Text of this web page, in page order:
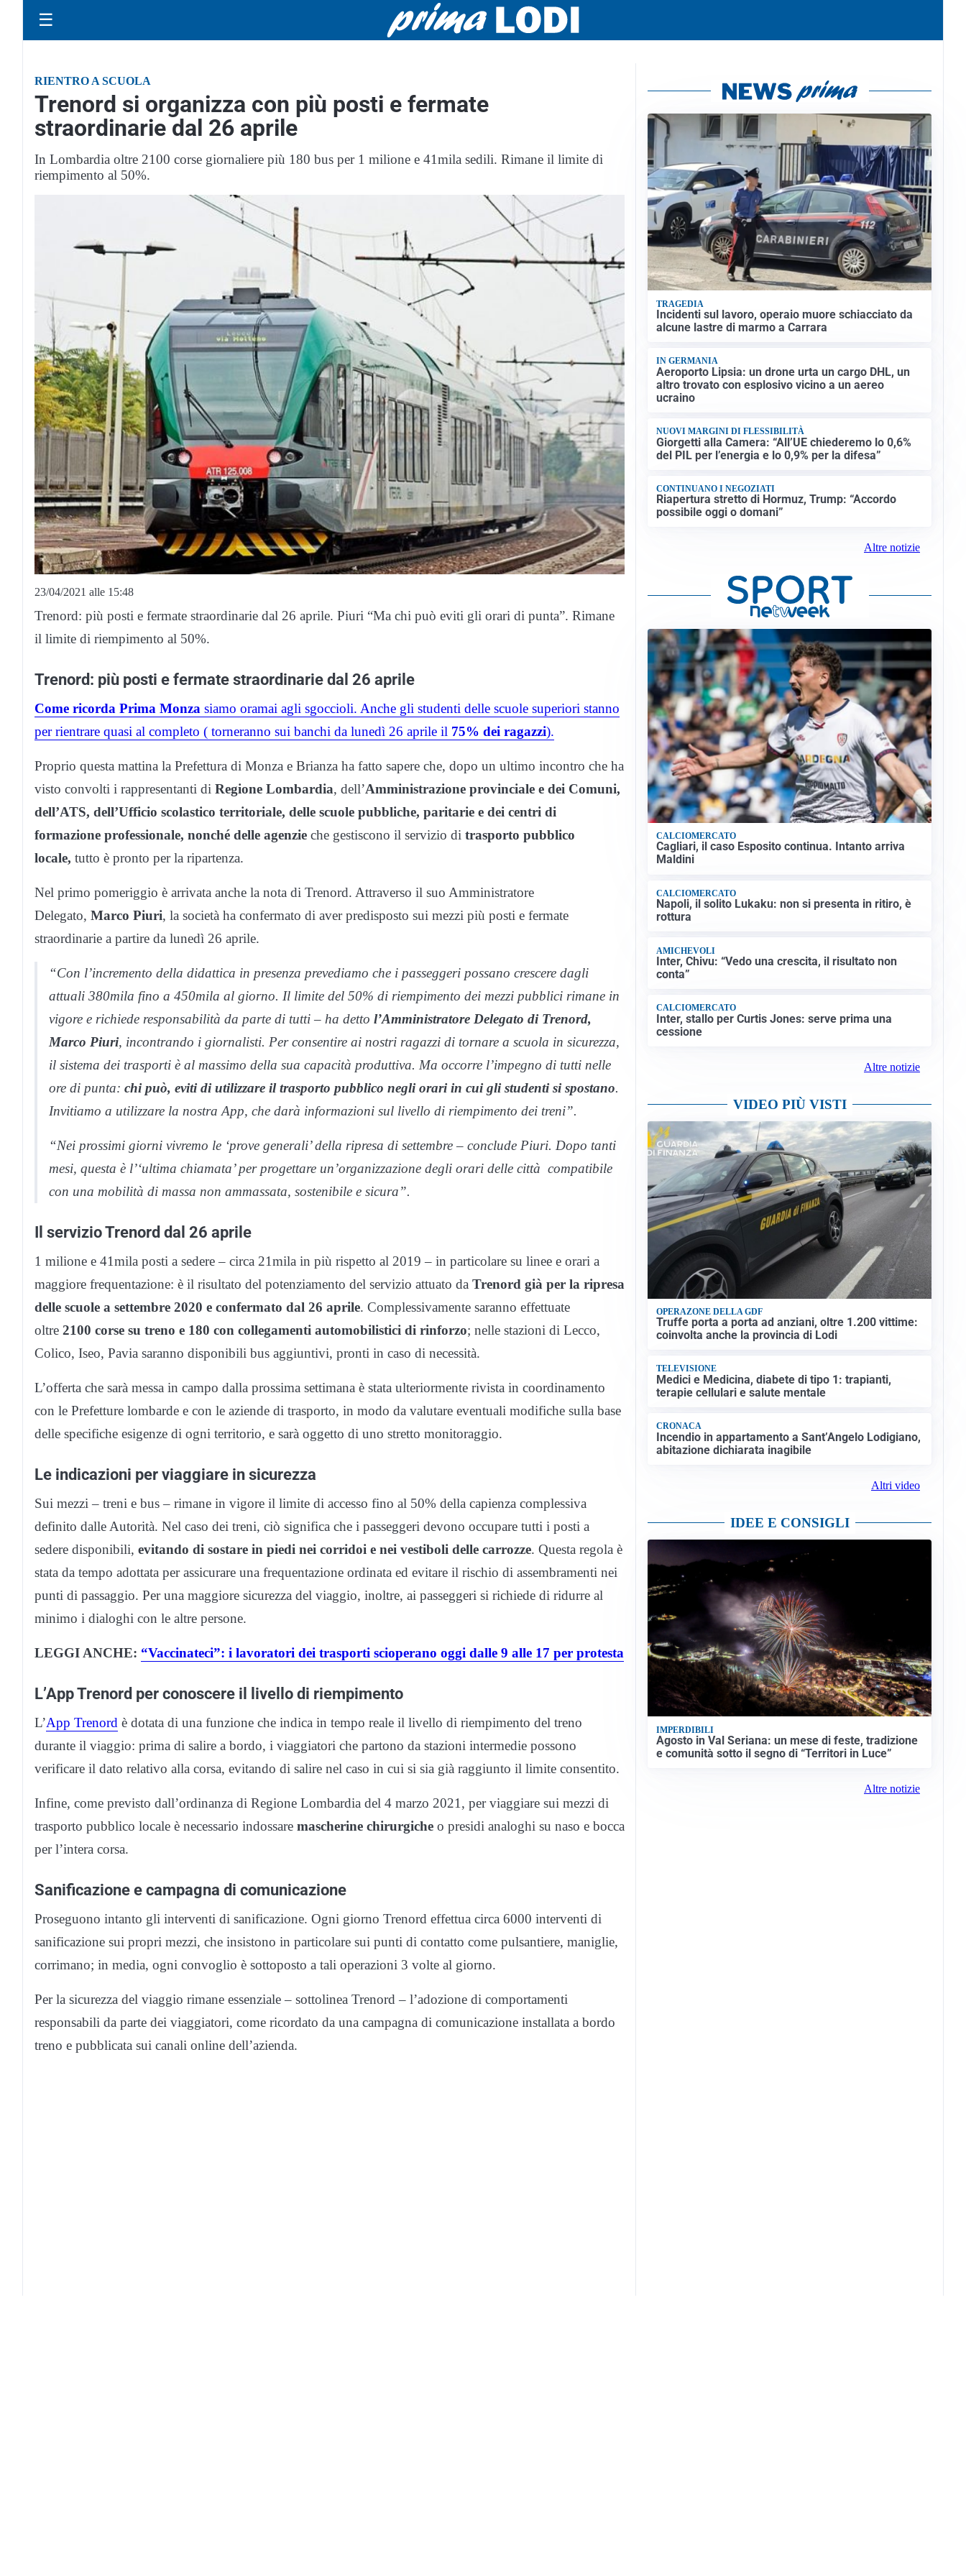
☰
RIENTRO A SCUOLA
Trenord si organizza con più posti e fermate
straordinarie dal 26 aprile
In Lombardia oltre 2100 corse giornaliere più 180 bus per 1 milione e 41mila sedili. Rimane il limite di
riempimento al 50%.
23/04/2021 alle 15:48
Trenord: più posti e fermate straordinarie dal 26 aprile. Piuri “Ma chi può eviti gli orari di punta”. Rimane
il limite di riempimento al 50%.
Trenord: più posti e fermate straordinarie dal 26 aprile
Come ricorda Prima Monza siamo oramai agli sgoccioli. Anche gli studenti delle scuole superiori stanno
per rientrare quasi al completo ( torneranno sui banchi da lunedì 26 aprile il 75% dei ragazzi).
Proprio questa mattina la Prefettura di Monza e Brianza ha fatto sapere che, dopo un ultimo incontro che ha
visto convolti i rappresentanti di Regione Lombardia, dell’Amministrazione provinciale e dei Comuni,
dell’ATS, dell’Ufficio scolastico territoriale, delle scuole pubbliche, paritarie e dei centri di
formazione professionale, nonché delle agenzie che gestiscono il servizio di trasporto pubblico
locale, tutto è pronto per la ripartenza.
Nel primo pomeriggio è arrivata anche la nota di Trenord. Attraverso il suo Amministratore
Delegato, Marco Piuri, la società ha confermato di aver predisposto sui mezzi più posti e fermate
straordinarie a partire da lunedì 26 aprile.
“Con l’incremento della didattica in presenza prevediamo che i passeggeri possano crescere dagli
attuali 380mila fino a 450mila al giorno. Il limite del 50% di riempimento dei mezzi pubblici rimane in
vigore e richiede responsabilità da parte di tutti – ha detto l’Amministratore Delegato di Trenord,
Marco Piuri, incontrando i giornalisti. Per consentire ai nostri ragazzi di tornare a scuola in sicurezza,
il sistema dei trasporti è al massimo della sua capacità produttiva. Ma occorre l’impegno di tutti nelle
ore di punta: chi può, eviti di utilizzare il trasporto pubblico negli orari in cui gli studenti si spostano.
Invitiamo a utilizzare la nostra App, che darà informazioni sul livello di riempimento dei treni”.
“Nei prossimi giorni vivremo le ‘prove generali’ della ripresa di settembre – conclude Piuri. Dopo tanti
mesi, questa è l’‘ultima chiamata’ per progettare un’organizzazione degli orari delle città compatibile
con una mobilità di massa non ammassata, sostenibile e sicura”.
Il servizio Trenord dal 26 aprile
1 milione e 41mila posti a sedere – circa 21mila in più rispetto al 2019 – in particolare su linee e orari a
maggiore frequentazione: è il risultato del potenziamento del servizio attuato da Trenord già per la ripresa
delle scuole a settembre 2020 e confermato dal 26 aprile. Complessivamente saranno effettuate
oltre 2100 corse su treno e 180 con collegamenti automobilistici di rinforzo; nelle stazioni di Lecco,
Colico, Iseo, Pavia saranno disponibili bus aggiuntivi, pronti in caso di necessità.
L’offerta che sarà messa in campo dalla prossima settimana è stata ulteriormente rivista in coordinamento
con le Prefetture lombarde e con le aziende di trasporto, in modo da valutare eventuali modifiche sulla base
delle specifiche esigenze di ogni territorio, e sarà oggetto di uno stretto monitoraggio.
Le indicazioni per viaggiare in sicurezza
Sui mezzi – treni e bus – rimane in vigore il limite di accesso fino al 50% della capienza complessiva
definito dalle Autorità. Nel caso dei treni, ciò significa che i passeggeri devono occupare tutti i posti a
sedere disponibili, evitando di sostare in piedi nei corridoi e nei vestiboli delle carrozze. Questa regola è
stata da tempo adottata per assicurare una frequentazione ordinata ed evitare il rischio di assembramenti nei
punti di passaggio. Per una maggiore sicurezza del viaggio, inoltre, ai passeggeri si richiede di ridurre al
minimo i dialoghi con le altre persone.
LEGGI ANCHE: “Vaccinateci”: i lavoratori dei trasporti scioperano oggi dalle 9 alle 17 per protesta
L’App Trenord per conoscere il livello di riempimento
L’App Trenord è dotata di una funzione che indica in tempo reale il livello di riempimento del treno
durante il viaggio: prima di salire a bordo, i viaggiatori che partono da stazioni intermedie possono
verificare il dato relativo alla corsa, evitando di salire nel caso in cui si sia già raggiunto il limite consentito.
Infine, come previsto dall’ordinanza di Regione Lombardia del 4 marzo 2021, per viaggiare sui mezzi di
trasporto pubblico locale è necessario indossare mascherine chirurgiche o presidi analoghi su naso e bocca
per l’intera corsa.
Sanificazione e campagna di comunicazione
Proseguono intanto gli interventi di sanificazione. Ogni giorno Trenord effettua circa 6000 interventi di
sanificazione sui propri mezzi, che insistono in particolare sui punti di contatto come pulsantiere, maniglie,
corrimano; in media, ogni convoglio è sottoposto a tali operazioni 3 volte al giorno.
Per la sicurezza del viaggio rimane essenziale – sottolinea Trenord – l’adozione di comportamenti
responsabili da parte dei viaggiatori, come ricordato da una campagna di comunicazione installata a bordo
treno e pubblicata sui canali online dell’azienda.
TRAGEDIA
Incidenti sul lavoro, operaio muore schiacciato da
alcune lastre di marmo a Carrara
IN GERMANIA
Aeroporto Lipsia: un drone urta un cargo DHL, un
altro trovato con esplosivo vicino a un aereo
ucraino
NUOVI MARGINI DI FLESSIBILITÀ
Giorgetti alla Camera: “All’UE chiederemo lo 0,6%
del PIL per l’energia e lo 0,9% per la difesa”
CONTINUANO I NEGOZIATI
Riapertura stretto di Hormuz, Trump: “Accordo
possibile oggi o domani”
Altre notizie
CALCIOMERCATO
Cagliari, il caso Esposito continua. Intanto arriva
Maldini
CALCIOMERCATO
Napoli, il solito Lukaku: non si presenta in ritiro, è
rottura
AMICHEVOLI
Inter, Chivu: “Vedo una crescita, il risultato non
conta”
CALCIOMERCATO
Inter, stallo per Curtis Jones: serve prima una
cessione
Altre notizie
VIDEO PIÙ VISTI
OPERAZONE DELLA GDF
Truffe porta a porta ad anziani, oltre 1.200 vittime:
coinvolta anche la provincia di Lodi
TELEVISIONE
Medici e Medicina, diabete di tipo 1: trapianti,
terapie cellulari e salute mentale
CRONACA
Incendio in appartamento a Sant’Angelo Lodigiano,
abitazione dichiarata inagibile
Altri video
IDEE E CONSIGLI
IMPERDIBILI
Agosto in Val Seriana: un mese di feste, tradizione
e comunità sotto il segno di “Territori in Luce”
Altre notizie